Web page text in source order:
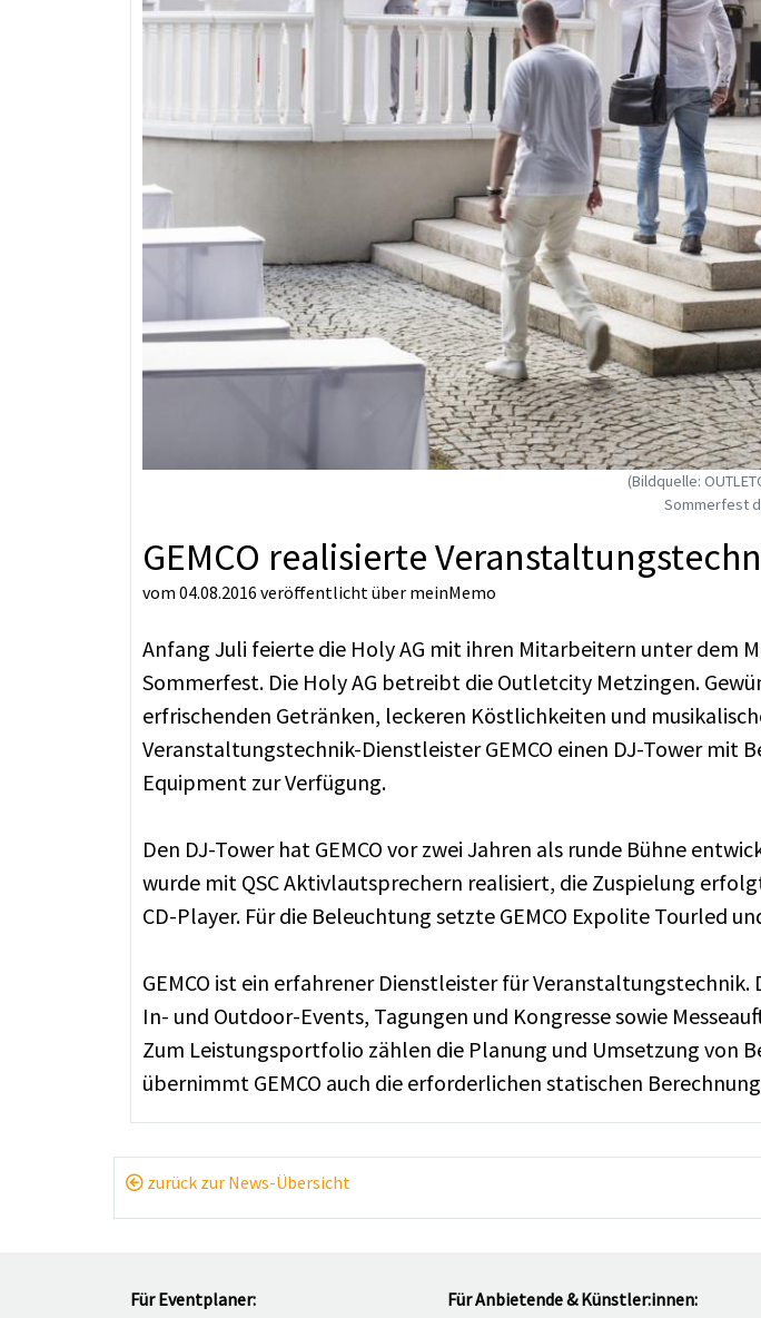
(Bildquelle:
Sommerfest
GEMCO realisierte
vom 04.08.2016 veröffentlicht über meinMemo
Anfang Juli feierte die Holy AG mit ihren Mitarbeitern unter dem
Sommerfest. Die Holy AG betreibt die Outletcity Metzingen.
erfrischenden Getränken, leckeren Köstlichkeiten und
Veranstaltungstechnik-Dienstleister GEMCO einen DJ-Tower mit
Equipment zur Verfügung.
Den DJ-Tower hat GEMCO vor zwei Jahren als runde Bühne
wurde mit QSC Aktivlautsprechern realisiert, die Zuspielung
CD-Player. Für die Beleuchtung setzte GEMCO Expolite Tourled
GEMCO ist ein erfahrener Dienstleister für
In- und Outdoor-Events, Tagungen und Kongresse sowie
Zum Leistungsportfolio zählen die Planung und Umsetzung von
übernimmt GEMCO auch die erforderlichen statischen
zurück zur News-Übersicht
Für Eventplaner:
Für Anbietende & Künstler:innen: